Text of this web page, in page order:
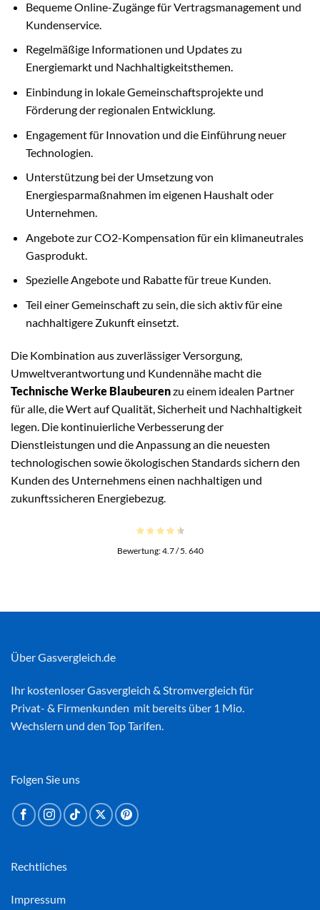
Bequeme Online-Zugänge für Vertragsmanagement und
Kundenservice.
Regelmäßige Informationen und Updates zu
Energiemarkt und Nachhaltigkeitsthemen.
Einbindung in lokale Gemeinschaftsprojekte und
Förderung der regionalen Entwicklung.
Engagement für Innovation und die Einführung neuer
Technologien.
Unterstützung bei der Umsetzung von
Energiesparmaßnahmen im eigenen Haushalt oder
Unternehmen.
Angebote zur CO2-Kompensation für ein klimaneutrales
Gasprodukt.
Spezielle Angebote und Rabatte für treue Kunden.
Teil einer Gemeinschaft zu sein, die sich aktiv für eine
nachhaltigere Zukunft einsetzt.
Die Kombination aus zuverlässiger Versorgung,
Umweltverantwortung und Kundennähe macht die
Technische Werke Blaubeurenzu einem idealen Partner
für alle, die Wert auf Qualität, Sicherheit und Nachhaltigkeit
legen. Die kontinuierliche Verbesserung der
Dienstleistungen und die Anpassung an die neuesten
technologischen sowie ökologischen Standards sichern den
Kunden des Unternehmens einen nachhaltigen und
zukunftssicheren Energiebezug.
Bewertung:4.7/ 5. 640
Über Gasvergleich.de
Ihr kostenloserGasvergleich & Stromvergleich für
Privat- & Firmenkunden mit bereits über 1 Mio.
Wechslern und den Top Tarifen.
Rechtliches
Impressum
Folgen Sie uns